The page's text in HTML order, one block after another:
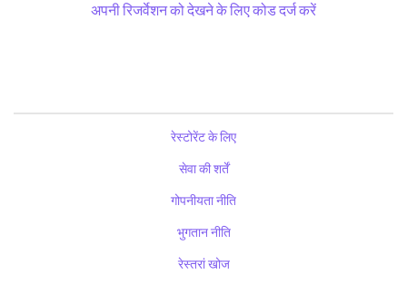
अपनी रिजर्वेशन को देखने के लिए कोड दर्ज करें
रेस्टोरेंट के लिए
सेवा की शर्तें
गोपनीयता नीति
भुगतान नीति
रेस्तरां खोज